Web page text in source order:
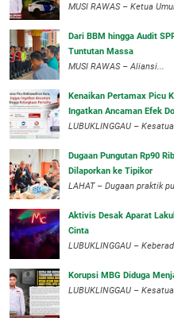
‎MUSI RAWAS – Ketua
Dari BBM hingga Audit
Tuntutan Massa
MUSI RAWAS – Aliansi...
‎Kenaikan Pertamax Picu
Ingatkan Ancaman Efek
‎LUBUKLINGGAU –
Dugaan Pungutan Rp90
Dilaporkan ke Tipikor
LAHAT – Dugaan praktik
Aktivis Desak Aparat
Cinta
LUBUKLINGGAU –
Korupsi MBG Diduga
‎LUBUKLINGGAU –